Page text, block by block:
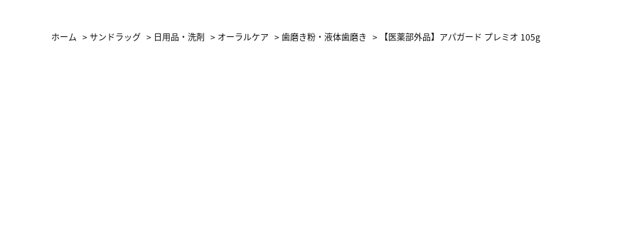
ホーム >サンドラッグ > 日用品・洗剤 > オーラルケア >歯磨き粉・液体歯磨き > 【医薬部外品】アパガード プレミオ 105g